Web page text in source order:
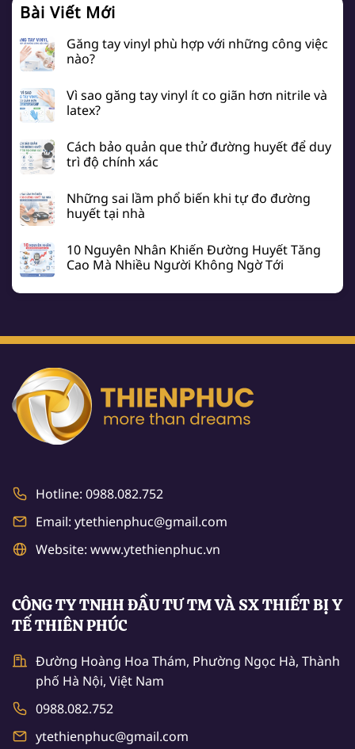
Bài Viết Mới
Găng tay vinyl phù hợp với những công việc
nào?
Vì sao găng tay vinyl ít co giãn hơn nitrile và
latex?
Cách bảo quản que thử đường huyết để duy
trì độ chính xác
Những sai lầm phổ biến khi tự đo đường
huyết tại nhà
10 Nguyên Nhân Khiến Đường Huyết Tăng
Cao Mà Nhiều Người Không Ngờ Tới
Hotline: 0988.082.752
Email: ytethienphuc@gmail.com
Website: www.ytethienphuc.vn
CÔNG TY TNHH ĐẦU TƯ TM VÀ SX THIẾT BỊ Y
TẾ THIÊN PHÚC
Đường Hoàng Hoa Thám, Phường Ngọc Hà, Thành
phố Hà Nội, Việt Nam
0988.082.752
ytethienphuc@gmail.com